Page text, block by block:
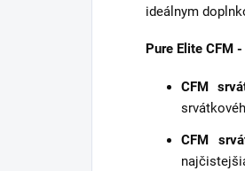
ideálnym
Pure Elite CFM
CFM
CFM